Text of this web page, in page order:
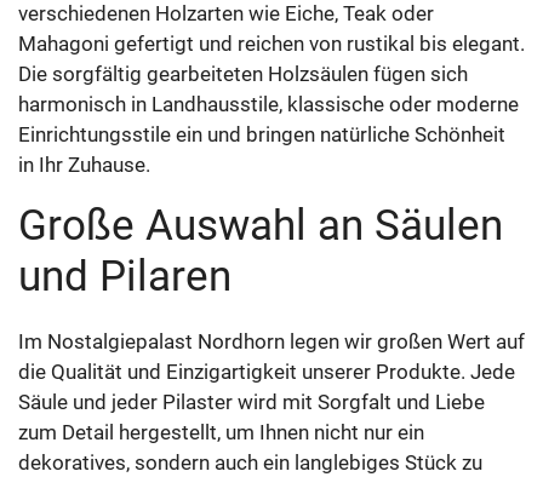
verschiedenen Holzarten wie Eiche, Teak oder
Mahagoni gefertigt und reichen von rustikal bis elegant.
Die sorgfältig gearbeiteten Holzsäulen fügen sich
harmonisch in Landhausstile, klassische oder moderne
Einrichtungsstile ein und bringen natürliche Schönheit
in Ihr Zuhause.
Große Auswahl an Säulen
und Pilaren
Im Nostalgiepalast Nordhorn legen wir großen Wert auf
die Qualität und Einzigartigkeit unserer Produkte. Jede
Säule und jeder Pilaster wird mit Sorgfalt und Liebe
zum Detail hergestellt, um Ihnen nicht nur ein
dekoratives, sondern auch ein langlebiges Stück zu